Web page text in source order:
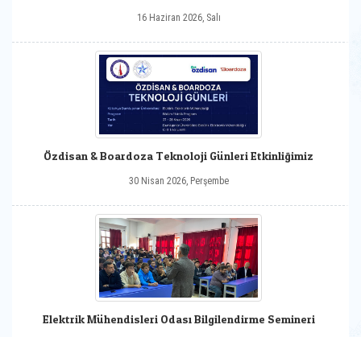
16 Haziran 2026, Salı
Özdisan & Boardoza Teknoloji Günleri Etkinliğimiz
30 Nisan 2026, Perşembe
Elektrik Mühendisleri Odası Bilgilendirme Semineri